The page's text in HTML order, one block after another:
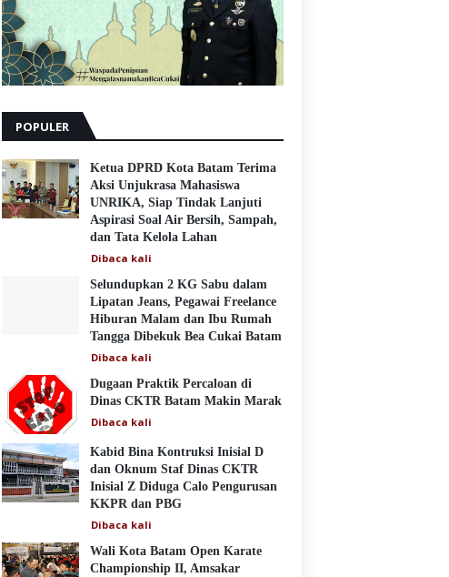
POPULER
Ketua DPRD Kota Batam Terima
Aksi Unjukrasa Mahasiswa
UNRIKA, Siap Tindak Lanjuti
Aspirasi Soal Air Bersih, Sampah,
dan Tata Kelola Lahan
Dibaca kali
Selundupkan 2 KG Sabu dalam
Lipatan Jeans, Pegawai Freelance
Hiburan Malam dan Ibu Rumah
Tangga Dibekuk Bea Cukai Batam
Dibaca kali
Dugaan Praktik Percaloan di
Dinas CKTR Batam Makin Marak
Dibaca kali
Kabid Bina Kontruksi Inisial D
dan Oknum Staf Dinas CKTR
Inisial Z Diduga Calo Pengurusan
KKPR dan PBG
Dibaca kali
Wali Kota Batam Open Karate
Championship II, Amsakar